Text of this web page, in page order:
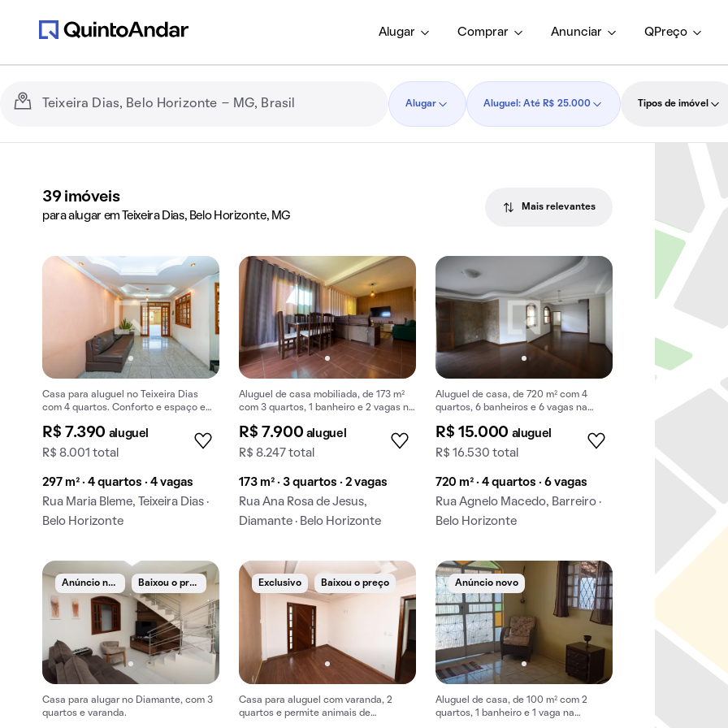
Alugar Comprar Anunciar QPreço
Alugar Aluguel: Até R$ 25.000 Tipos de imóvel
39 imóveis
para alugar em Teixeira Dias, Belo Horizonte, MG
Mais relevantes
Casa para aluguel no Teixeira Dias
com 4 quartos. Conforto e espaço em
R$ 7.390 aluguel
R$ 8.001 total
297 m² · 4 quartos · 4 vagas
Rua Maria Bleme, Teixeira Dias ·
Belo Horizonte
Aluguel de casa mobiliada, de 173 m²
com 3 quartos, 1 banheiro e 2 vagas na
R$ 7.900 aluguel
R$ 8.247 total
173 m² · 3 quartos · 2 vagas
Rua Ana Rosa de Jesus,
Diamante · Belo Horizonte
Aluguel de casa, de 720 m² com 4
quartos, 6 banheiros e 6 vagas na
R$ 15.000 aluguel
R$ 16.530 total
720 m² · 4 quartos · 6 vagas
Rua Agnelo Macedo, Barreiro ·
Belo Horizonte
A
núncio novo B
aixou o preço
Casa para alugar no Diamante, com 3
quartos e varanda.
Exclusivo Baixou o preço
Casa para aluguel com varanda, 2
quartos e permite animais de
Anúncio novo
Aluguel de casa, de 100 m² com 2
quartos, 1 banheiro e 1 vaga na